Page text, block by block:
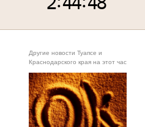
Другие новости Туапсе и
Краснодарского края на этот час